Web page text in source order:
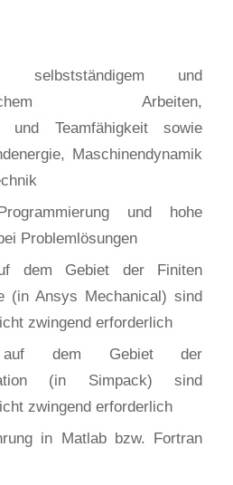
selbstständigem und
Arbeiten,
und Teamfähigkeit sowie
Maschinendynamik
und hohe
Problemlösungen
dem Gebiet der Finiten
(in Ansys Mechanical) sind
zwingend erforderlich
auf dem Gebiet der
(in Simpack) sind
zwingend erforderlich
in Matlab bzw. Fortran